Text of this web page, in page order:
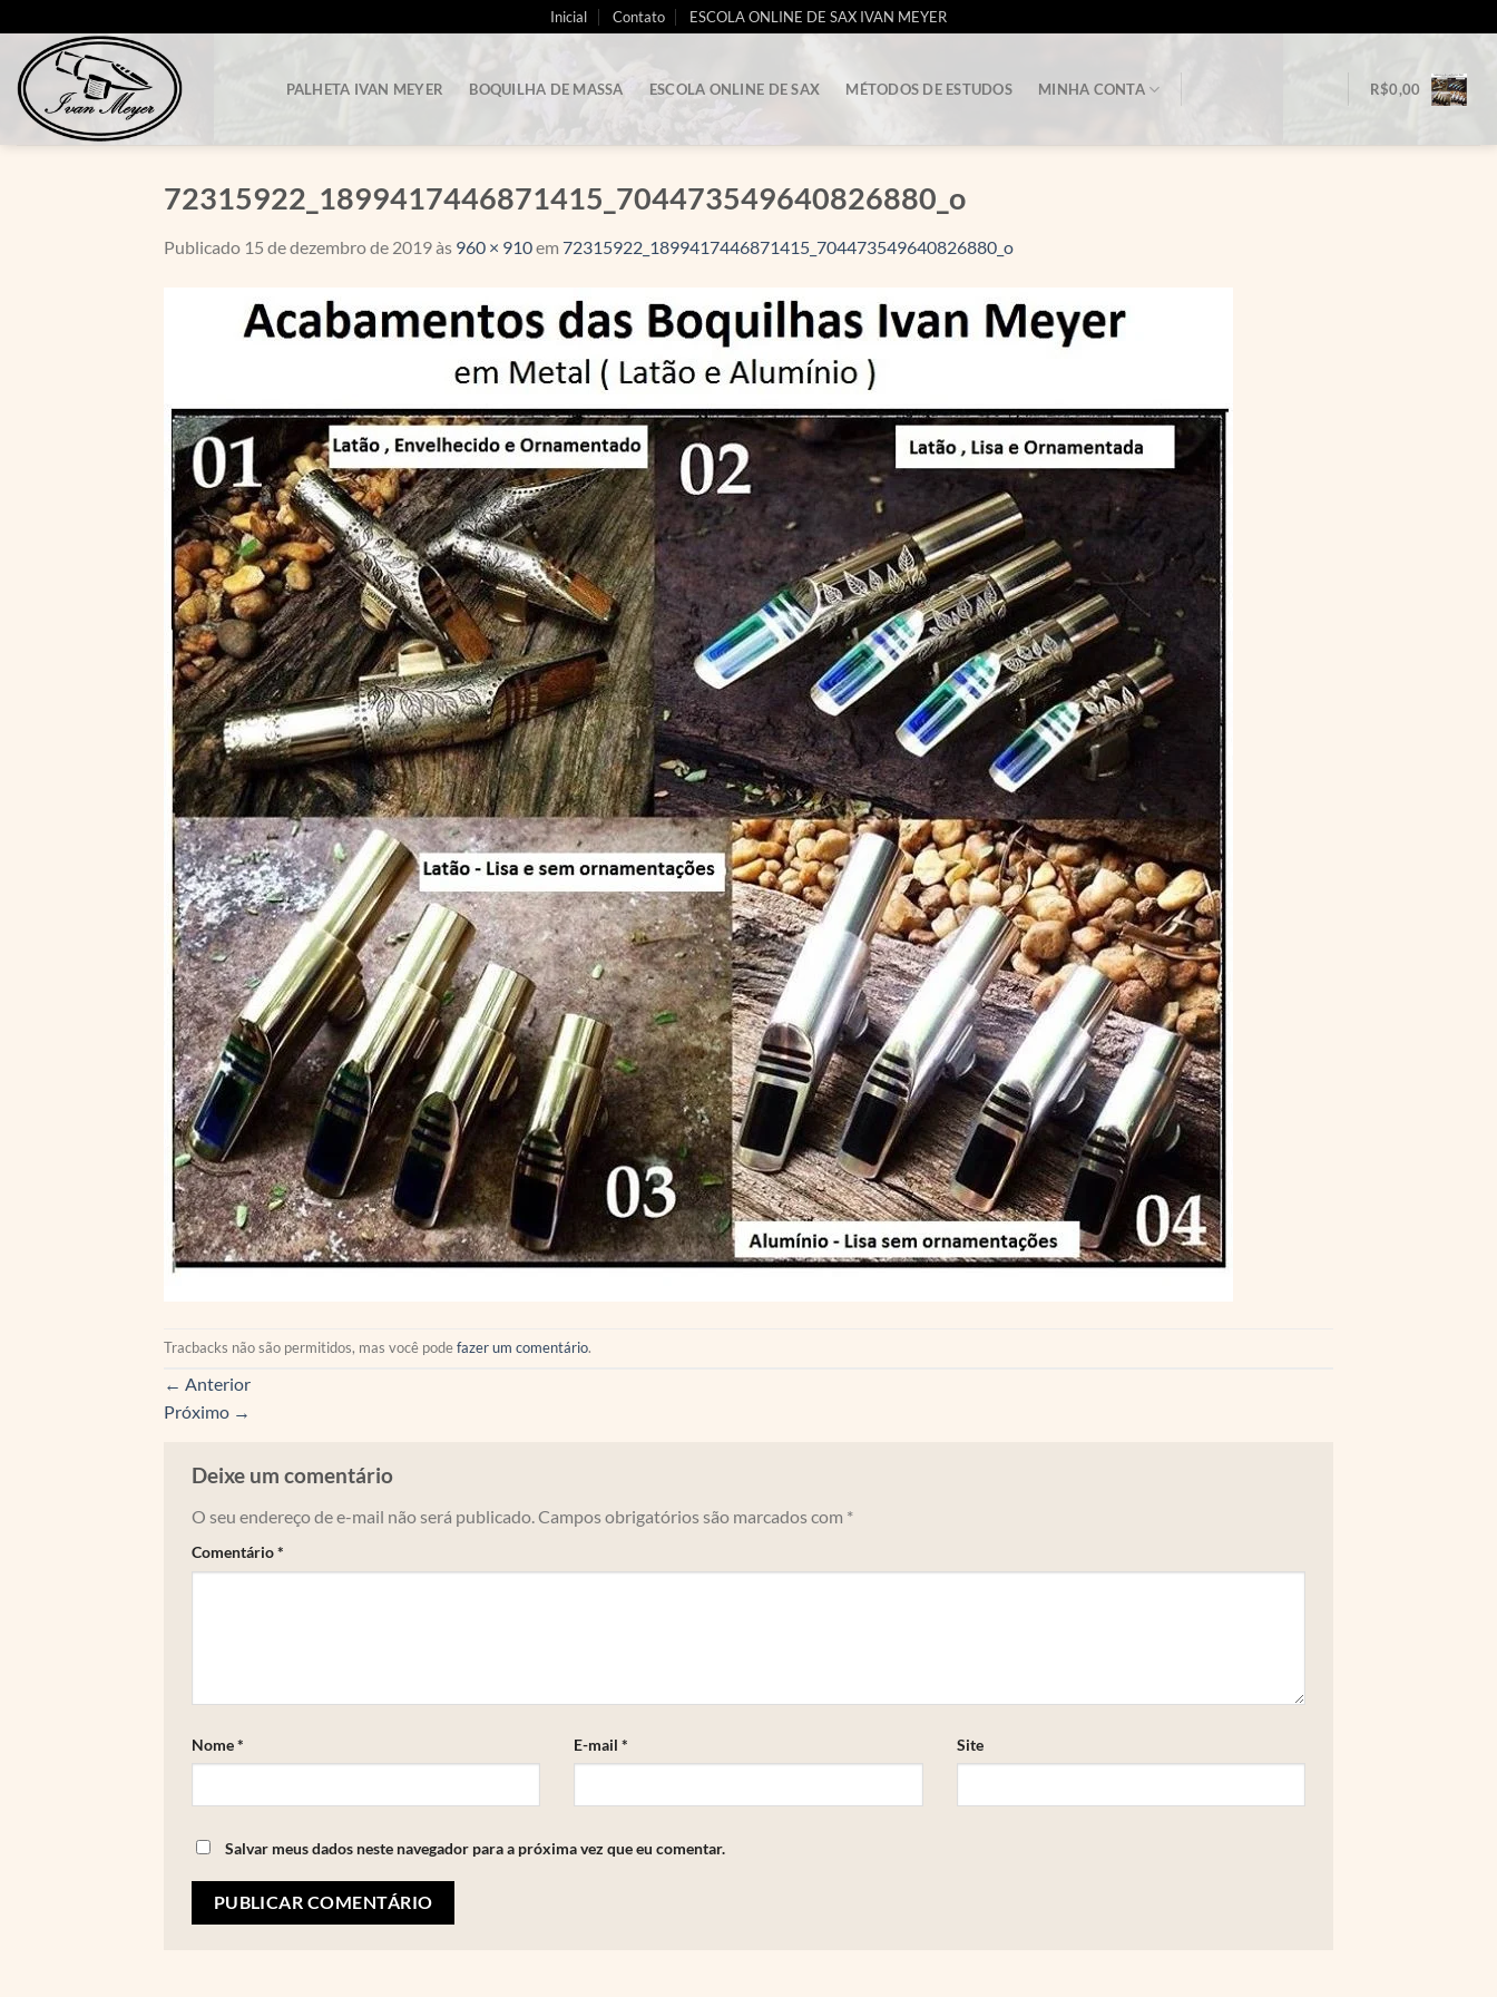
to
content
Inicial Contato ESCOLA ONLINE DE SAX IVAN MEYER
PALHETA IVAN MEYER BOQUILHA DE MASSA ESCOLA ONLINE DE SAX MÉTODOS DE ESTUDOS MINHA CONTA R$0,00
72315922_1899417446871415_704473549640826880_o
Publicado 15 de dezembro de 2019às 960 × 910em 72315922_1899417446871415_704473549640826880_o
Tracbacks não são permitidos, mas você podefazer um comentário.
← Anterior
Próximo →
Deixe um comentário
O seu endereço de e-mail não será publicado.Campos obrigatórios são marcados com *
Comentário*
Nome* E-mail* Site
Salvar meus dados neste navegador para a próxima vez que eu comentar.